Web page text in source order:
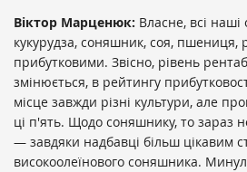
Віктор Марценюк: Власне, всі
кукурудза, соняшник, соя, пшениця,
прибутковими. Звісно, рівень
змінюється, в рейтингу
місце завжди різні культури, але
ці п'ять. Щодо соняшнику, то зараз
— завдяки надбавці більш цікавим
високоолеїнового соняшника.